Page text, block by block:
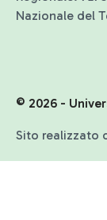
Nazionale del
© 2026 -
Sito realizzato